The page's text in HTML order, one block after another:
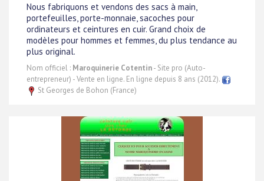
Nous fabriquons et vendons des sacs à main,
portefeuilles, porte-monnaie, sacoches pour
ordinateurs et ceintures en cuir. Grand choix de
modèles pour hommes et femmes, du plus tendance au
plus original.
Nom officiel : Maroquinerie Cotentin- Site pro (Auto-
entrepreneur) - Vente en ligne. En ligne depuis 8 ans (2012).
St Georges de Bohon (France)